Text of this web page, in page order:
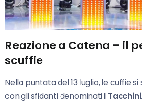
Reazione a Catena – il
scuffie
Nella puntata del 13 luglio, le cuffie
con gli sfidanti denominatiI Tacchini